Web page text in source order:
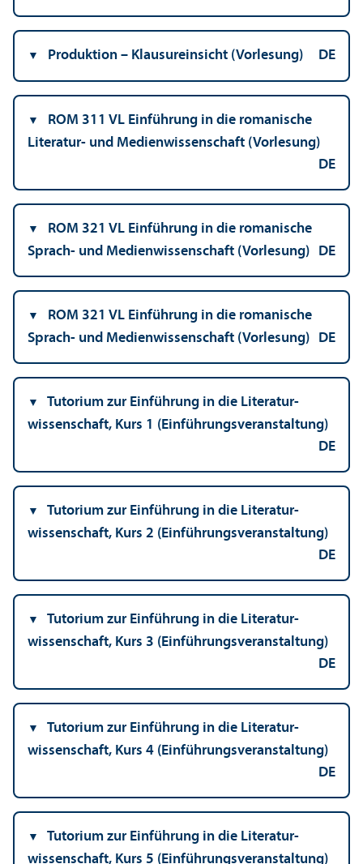
Produktion – Klausureinsicht (Vorlesung) DE
ROM 311 VL Einführung in die romanische
Literatur- und Medien­wissenschaft (Vorlesung)
DE
ROM 321 VL Einführung in die romanische
Sprach- und Medien­wissenschaft (Vorlesung)
DE
ROM 321 VL Einführung in die romanische
Sprach- und Medien­wissenschaft (Vorlesung)
DE
Tutorium zur Einführung in die Literatur­
wissenschaft, Kurs 1 (Einführungs­veranstaltung)
DE
Tutorium zur Einführung in die Literatur­
wissenschaft, Kurs 2 (Einführungs­veranstaltung)
DE
Tutorium zur Einführung in die Literatur­
wissenschaft, Kurs 3 (Einführungs­veranstaltung)
DE
Tutorium zur Einführung in die Literatur­
wissenschaft, Kurs 4 (Einführungs­veranstaltung)
DE
Tutorium zur Einführung in die Literatur­
wissenschaft, Kurs 5 (Einführungs­veranstaltung)